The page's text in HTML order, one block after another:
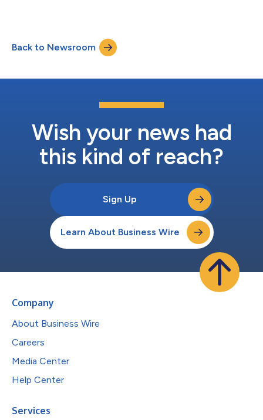
CloudNativeCon, Europe 2022, onder auspiciën van de Cloud
Native Computing Foundation® (CNCF®). Envoy Gateway is
een nieuwe activiteit binnen het open-source p...
Back to Newsroom
Wish your news had
this kind of reach?
Sign Up
Learn About Business Wire
Company
About Business Wire
Careers
Media Center
Help Center
Services